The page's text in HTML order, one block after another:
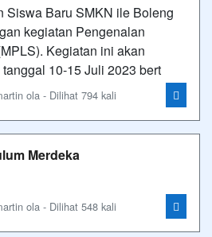
Siswa Baru SMKN ile Boleng
kegiatan Pengenalan
Kegiatan ini akan
10-15 Juli 2023 bert
ola - Dilihat 794 kali
Merdeka
ola - Dilihat 548 kali